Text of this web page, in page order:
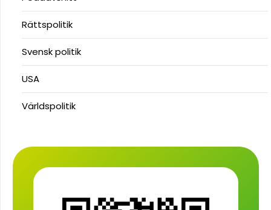
Rättspolitik
Svensk politik
USA
Världspolitik